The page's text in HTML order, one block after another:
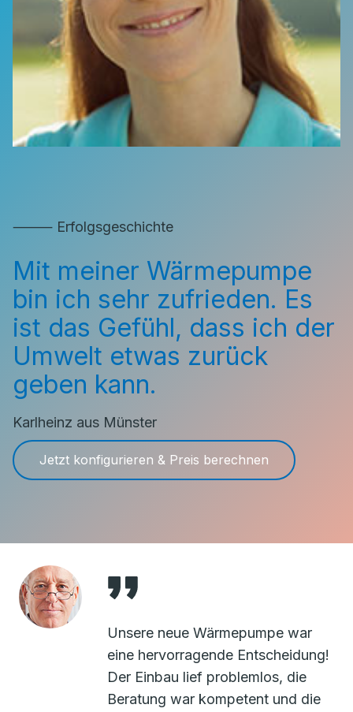
⸻ Erfolgsgeschichte
Mit meiner Wärmepumpe
bin ich sehr zufrieden. Es
ist das Gefühl, dass ich der
Umwelt etwas zurück
geben kann.
Karlheinz aus Münster
Jetzt konfigurieren & Preis berechnen
Unsere neue Wärmepumpe war
eine hervorragende Entscheidung!
Der Einbau lief problemlos, die
Beratung war kompetent und die